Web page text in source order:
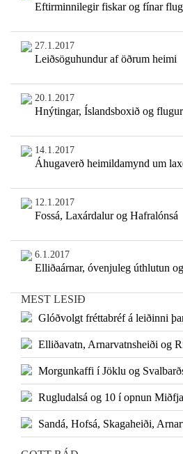
Eftirminnilegir fiskar og fínar
27.1.2017
Leiðsöguhundur af öðrum heimi
20.1.2017
Hnýtingar, Íslandsboxið og
14.1.2017
Áhugaverð heimildamynd um
12.1.2017
Fossá, Laxárdalur og Hafralónsá
6.1.2017
Elliðaárnar, óvenjuleg úthlutun
MEST LESIÐ
Glóðvolgt fréttabréf á leiðinni
Elliðavatn, Arnarvatnsheiði og
Morgunkaffi í Jöklu og
Rugludalsá og 10 í opnun
Sandá, Hofsá, Skagaheiði,